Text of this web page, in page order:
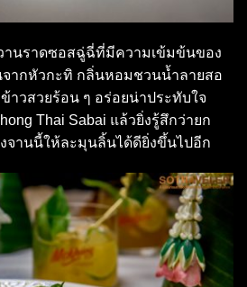
านราดซอสฉู่ฉี่ที่มีความเข้มข้นของ
จากหัวกะทิ กลิ่นหอมชวนน้ำลายสอ
าวสวยร้อน ๆ อร่อยน่าประทับใจ
Thai Sabai แล้วยิ่งรู้สึกว่ายก
จานนี้ให้ละมุนลิ้นได้ดียิ่งขึ้นไปอีก